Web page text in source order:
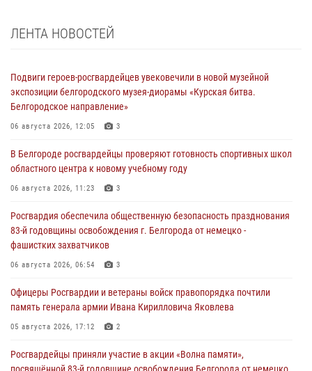
ЛЕНТА НОВОСТЕЙ
Подвиги героев‑росгвардейцев увековечили в новой музейной
экспозиции белгородского музея‑диорамы «Курская битва.
Белгородское направление»
06 августа 2026, 12:05 3
В Белгороде росгвардейцы проверяют готовность спортивных школ
областного центра к новому учебному году
06 августа 2026, 11:23 3
Росгвардия обеспечила общественную безопасность празднования
83-й годовщины освобождения г. Белгорода от немецко -
фашистких захватчиков
06 августа 2026, 06:54 3
Офицеры Росгвардии и ветераны войск правопорядка почтили
память генерала армии Ивана Кирилловича Яковлева
05 августа 2026, 17:12 2
Росгвардейцы приняли участие в акции «Волна памяти»,